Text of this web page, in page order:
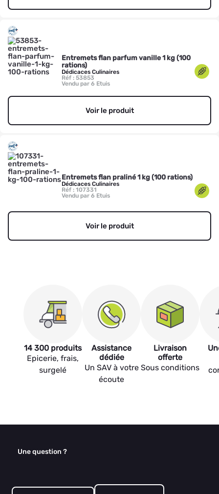
Entremets flan parfum vanille 1 kg (100
rations)
Dédicaces Culinaires
Réf : 53853
Vendu par 6 Etuis
Voir le produit
Entremets flan praliné 1 kg (100 rations)
Dédicaces Culinaires
Réf : 107331
Vendu par 6 Etuis
Voir le produit
14 300 produits
Epicerie, frais,
surgelé
Assistance
dédiée
Un SAV à votre
écoute
Livraison
offerte
Sous conditions
Une question ?